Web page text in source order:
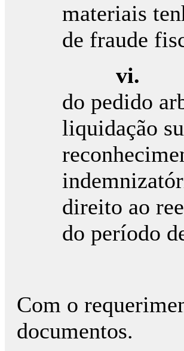
materiais
de fraude
do pedido
liquidação
direito ao
do período
Com o
documentos.